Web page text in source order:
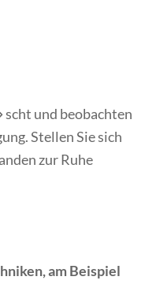
und beobachten
Stellen Sie sich
zur Ruhe
am Beispiel